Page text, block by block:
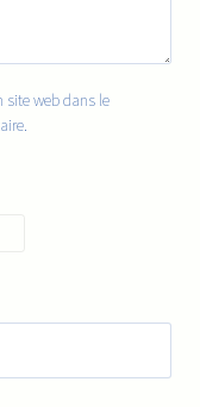
site web dans le